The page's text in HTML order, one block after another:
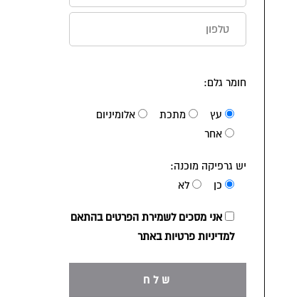
חומר גלם:
עץ מתכת
אלומיניום
אחר
יש גרפיקה מוכנה:
כן
לא
אני מסכים לשמירת הפרטים בהתאם
למדיניות פרטיות באתר